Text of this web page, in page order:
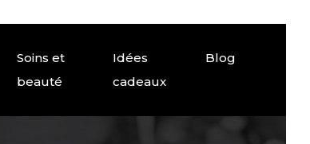
Soins et
beauté
Idées
cadeaux
Blog